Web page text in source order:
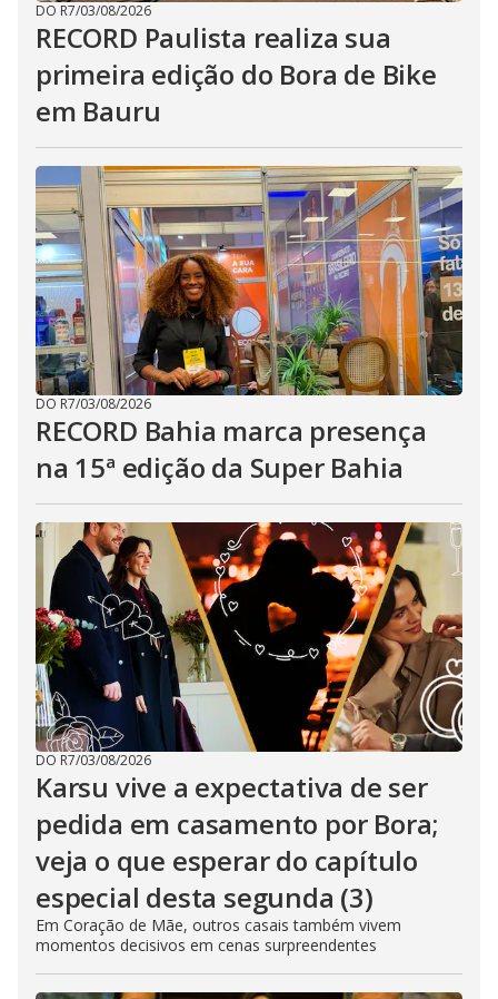
DO R7/03/08/2026
RECORD Paulista realiza sua
primeira edição do Bora de Bike
em Bauru
DO R7/03/08/2026
RECORD Bahia marca presença
na 15ª edição da Super Bahia
DO R7/03/08/2026
Karsu vive a expectativa de ser
pedida em casamento por Bora;
veja o que esperar do capítulo
especial desta segunda (3)
Em Coração de Mãe, outros casais também vivem
momentos decisivos em cenas surpreendentes